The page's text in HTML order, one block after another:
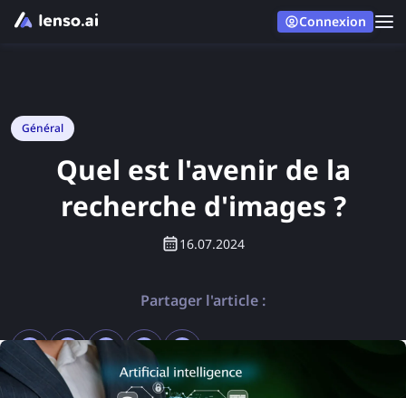
Connexion
Général
Quel est l'avenir de la
recherche d'images ?
16.07.2024
Partager l'article :